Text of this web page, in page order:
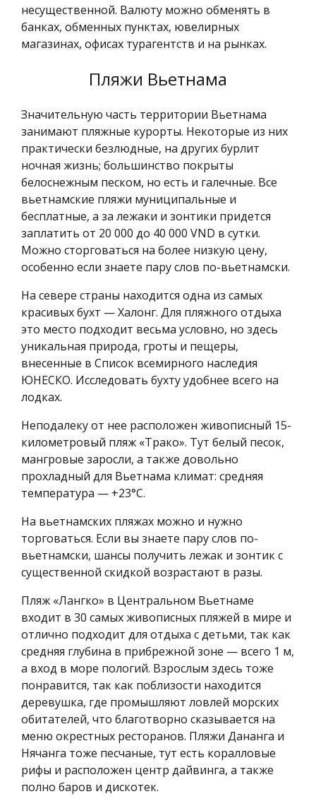
несущественной. Валюту можно обменять в
банках, обменных пунктах, ювелирных
магазинах, офисах турагентств и на рынках.
Пляжи Вьетнама
Значительную часть территории Вьетнама
занимают пляжные курорты. Некоторые из них
практически безлюдные, на других бурлит
ночная жизнь; большинство покрыты
белоснежным песком, но есть и галечные. Все
вьетнамские пляжи муниципальные и
бесплатные, а за лежаки и зонтики придется
заплатить от 20 000 до 40 000 VND в сутки.
Можно сторговаться на более низкую цену,
особенно если знаете пару слов по-вьетнамски.
На севере страны находится одна из самых
красивых бухт — Халонг. Для пляжного отдыха
это место подходит весьма условно, но здесь
уникальная природа, гроты и пещеры,
внесенные в Список всемирного наследия
ЮНЕСКО. Исследовать бухту удобнее всего на
лодках.
Неподалеку от нее расположен живописный 15-
километровый пляж «Трако». Тут белый песок,
мангровые заросли, а также довольно
прохладный для Вьетнама климат: средняя
температура — +23°С.
На вьетнамских пляжах можно и нужно
торговаться. Если вы знаете пару слов по-
вьетнамски, шансы получить лежак и зонтик с
существенной скидкой возрастают в разы.
Пляж «Лангко» в Центральном Вьетнаме
входит в 30 самых живописных пляжей в мире и
отлично подходит для отдыха с детьми, так как
средняя глубина в прибрежной зоне — всего 1 м,
а вход в море пологий. Взрослым здесь тоже
понравится, так как поблизости находится
деревушка, где промышляют ловлей морских
обитателей, что благотворно сказывается на
меню окрестных ресторанов. Пляжи Дананга и
Нячанга тоже песчаные, тут есть коралловые
рифы и расположен центр дайвинга, а также
полно баров и дискотек.